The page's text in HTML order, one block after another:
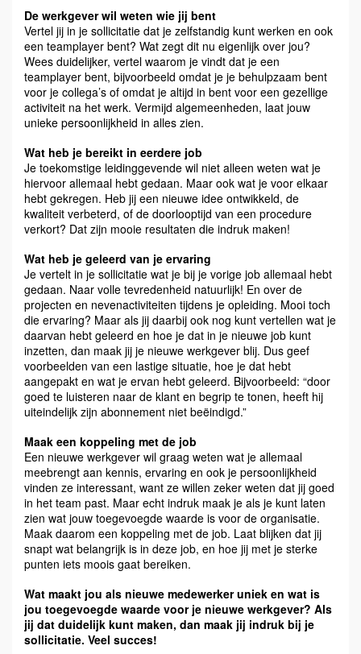
De werkgever wil weten wie jij bent
Vertel jij in je sollicitatie dat je zelfstandig kunt werken en ook
een teamplayer bent? Wat zegt dit nu eigenlijk over jou?
Wees duidelijker, vertel waarom je vindt dat je een
teamplayer bent, bijvoorbeeld omdat je je behulpzaam bent
voor je collega’s of omdat je altijd in bent voor een gezellige
activiteit na het werk. Vermijd algemeenheden, laat jouw
unieke persoonlijkheid in alles zien.
Wat heb je bereikt in eerdere job
Je toekomstige leidinggevende wil niet alleen weten wat je
hiervoor allemaal hebt gedaan. Maar ook wat je voor elkaar
hebt gekregen. Heb jij een nieuwe idee ontwikkeld, de
kwaliteit verbeterd, of de doorlooptijd van een procedure
verkort? Dat zijn mooie resultaten die indruk maken!
Wat heb je geleerd van je ervaring
Je vertelt in je sollicitatie wat je bij je vorige job allemaal hebt
gedaan. Naar volle tevredenheid natuurlijk! En over de
projecten en nevenactiviteiten tijdens je opleiding. Mooi toch
die ervaring? Maar als jij daarbij ook nog kunt vertellen wat je
daarvan hebt geleerd en hoe je dat in je nieuwe job kunt
inzetten, dan maak jij je nieuwe werkgever blij. Dus geef
voorbeelden van een lastige situatie, hoe je dat hebt
aangepakt en wat je ervan hebt geleerd. Bijvoorbeeld: “door
goed te luisteren naar de klant en begrip te tonen, heeft hij
uiteindelijk zijn abonnement niet beëindigd.”
Maak een koppeling met de job
Een nieuwe werkgever wil graag weten wat je allemaal
meebrengt aan kennis, ervaring en ook je persoonlijkheid
vinden ze interessant, want ze willen zeker weten dat jij goed
in het team past. Maar echt indruk maak je als je kunt laten
zien wat jouw toegevoegde waarde is voor de organisatie.
Maak daarom een koppeling met de job. Laat blijken dat jij
snapt wat belangrijk is in deze job, en hoe jij met je sterke
punten iets moois gaat bereiken.
Wat maakt jou als nieuwe medewerker uniek en wat is
jou toegevoegde waarde voor je nieuwe werkgever? Als
jij dat duidelijk kunt maken, dan maak jij indruk bij je
sollicitatie. Veel succes!